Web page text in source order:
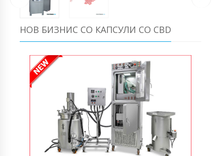
НОВ БИЗНИС СО КАПСУЛИ СО CBD